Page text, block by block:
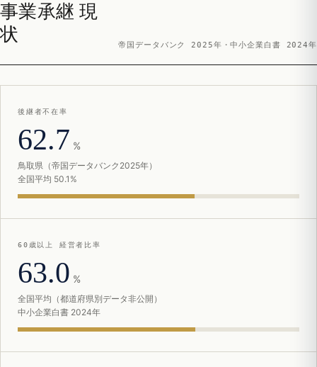
事業承継 現
状
帝国データバンク 2025年・中小企業白書 2024年
後継者不在率
62.7 %
鳥取県（帝国データバンク2025年）
全国平均 50.1%
60歳以上 経営者比率
63.0 %
全国平均（都道府県別データ非公開）
中小企業白書 2024年